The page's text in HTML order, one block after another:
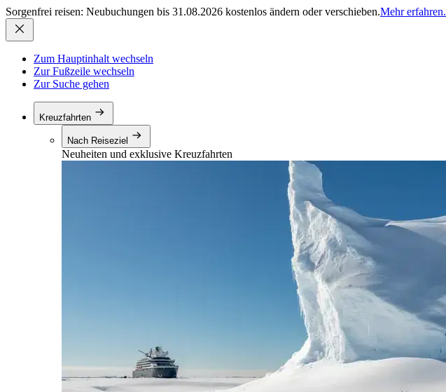
Sorgenfrei reisen: Neubuchungen bis 31.08.2026 kostenlos ändern oder verschieben.Mehr erfahren.
Zum Hauptinhalt wechseln
Zur Fußzeile wechseln
Zur Suche gehen
Kreuzfahrten
Nach Reiseziel
Neuheiten und exklusive Kreuzfahrten